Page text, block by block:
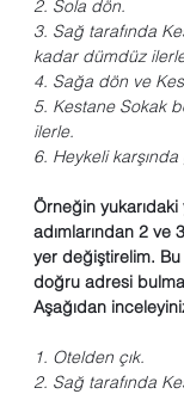
2. Sola dön.
3. Sağ tarafında
kadar dümdüz
4. Sağa dön ve
5. Kestane Sokak
ilerle.
6. Heykeli
Örneğin
adımlarından 2 ve
yer değiştirelim.
doğru adresi
Aşağıdan
1. Otelden çık.
2. Sağ tarafında